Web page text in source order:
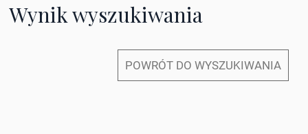
Wynik wyszukiwania
POWRÓT DO WYSZUKIWANIA